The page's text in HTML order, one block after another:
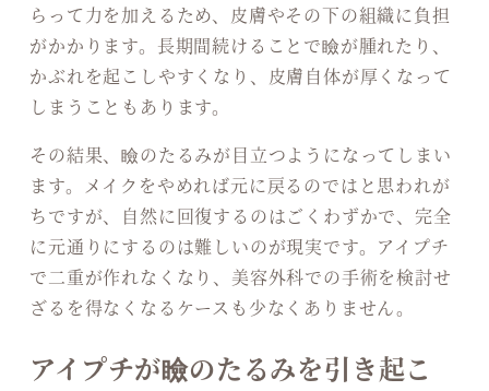
らって力を加えるため、皮膚やその下の組織に負担
がかかります。長期間続けることで瞼が腫れたり、
かぶれを起こしやすくなり、皮膚自体が厚くなって
しまうこともあります。
その結果、瞼のたるみが目立つようになってしまい
ます。メイクをやめれば元に戻るのではと思われが
ちですが、自然に回復するのはごくわずかで、完全
に元通りにするのは難しいのが現実です。アイプチ
で二重が作れなくなり、美容外科での手術を検討せ
ざるを得なくなるケースも少なくありません。
アイプチが瞼のたるみを引き起こ